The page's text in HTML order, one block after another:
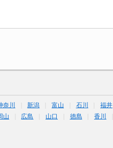
奈川 新潟 富山 石川 福井
山 広島 山口 徳島 香川